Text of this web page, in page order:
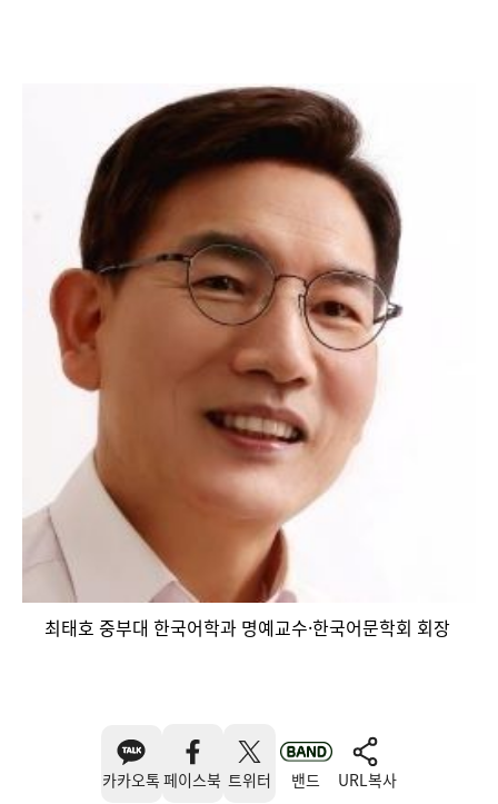
최태호 중부대 한국어학과 명예교수·한국어문학회 회장
카카오톡 페이스북 트위터 밴드 URL복사